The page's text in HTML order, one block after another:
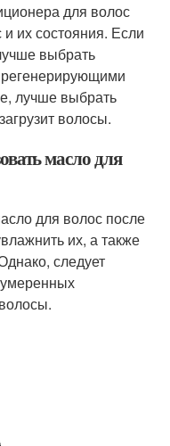
для волос
и их состояния. Если
выбрать
лучше выбрать
волосы.
масло для
для волос после
их, а также
следует